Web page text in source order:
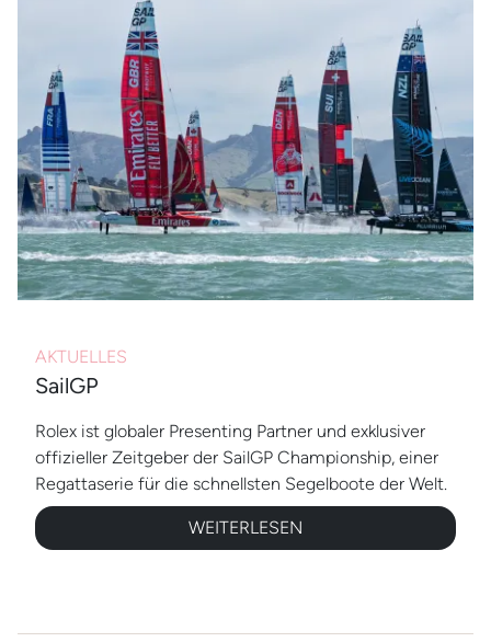
AKTUELLES
SailGP
Rolex ist globaler Presenting Partner und exklusiver
offizieller Zeitgeber der SailGP Championship, einer
Regattaserie für die schnellsten Segelboote der Welt.
WEITERLESEN